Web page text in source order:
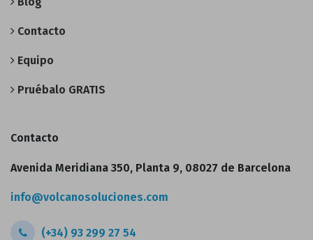
Contacto
Equipo
Pruébalo GRATIS
Contacto
Avenida Meridiana 350, Planta 9, 08027 de Barcelona
info@volcanosoluciones.com
(+34) 93 299 27 54